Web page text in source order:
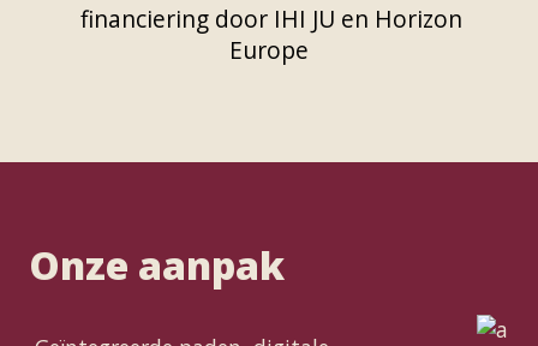
financiering door IHI JU en Horizon
Europe
Onze aanpak